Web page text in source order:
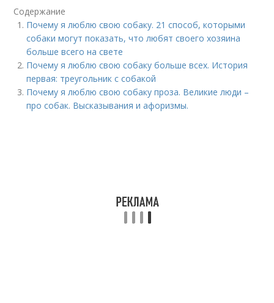
Содержание
Почему я люблю свою собаку. 21 способ, которыми
собаки могут показать, что любят своего хозяина
больше всего на свете
Почему я люблю свою собаку больше всех. История
первая: треугольник с собакой
Почему я люблю свою собаку проза. Великие люди –
про собак. Высказывания и афоризмы.